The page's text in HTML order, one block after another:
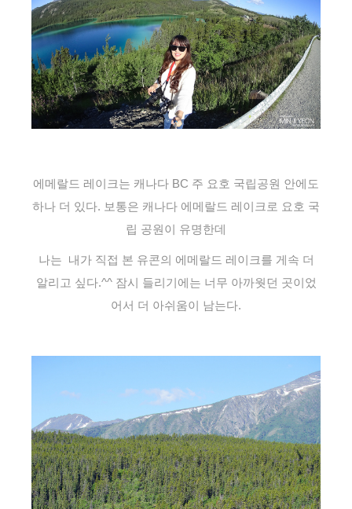
에메랄드 레이크는 캐나다 BC 주 요호 국립공원 안에도
하나 더 있다. 보통은 캐나다 에메랄드 레이크로 요호 국
립 공원이 유명한데
나는 내가 직접 본 유콘의 에메랄드 레이크를 게속 더
알리고 싶다.^^ 잠시 들리기에는 너무 아까웟던 곳이었
어서 더 아쉬움이 남는다.